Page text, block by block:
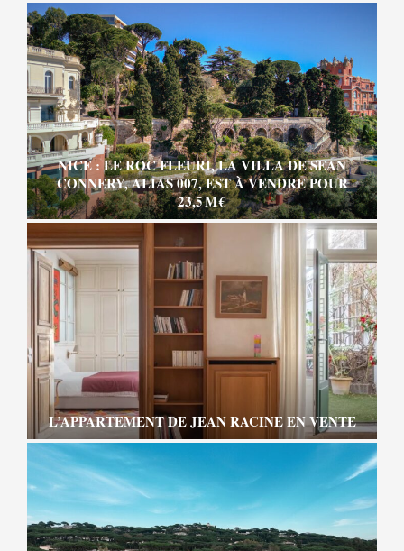
NICE : LE ROC FLEURI, LA VILLA DE SEAN
CONNERY, ALIAS 007, EST À VENDRE POUR
23,5 M €
L’APPARTEMENT DE JEAN RACINE EN VENTE